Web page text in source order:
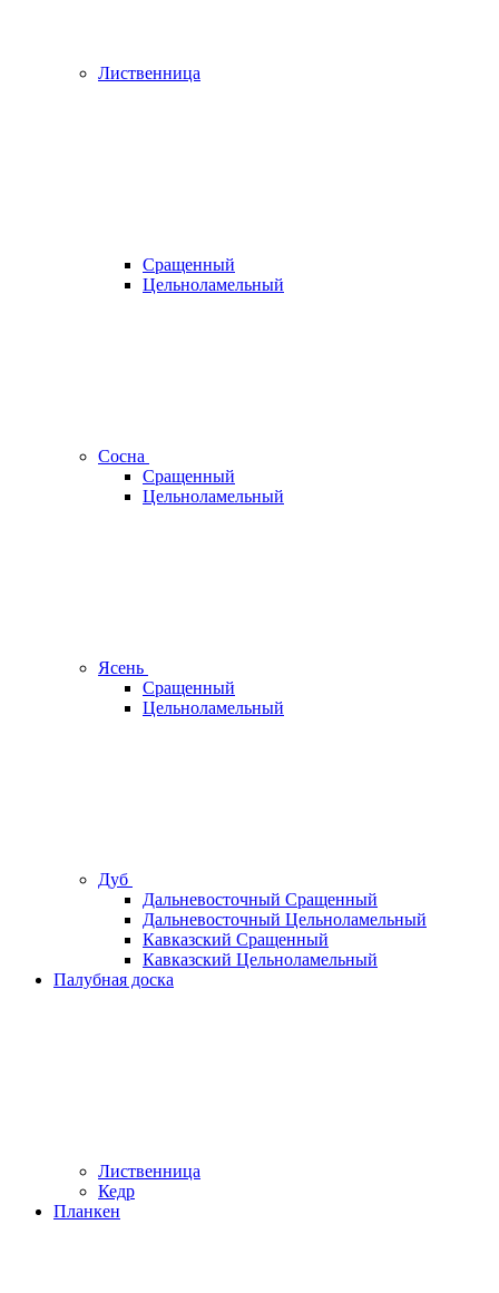
Лиственница
Сращенный
Цельноламельный
Сосна
Сращенный
Цельноламельный
Ясень
Сращенный
Цельноламельный
Дуб
Дальневосточный Сращенный
Дальневосточный Цельноламельный
Кавказский Сращенный
Кавказский Цельноламельный
Палубная доска
Лиственница
Кедр
Планкен